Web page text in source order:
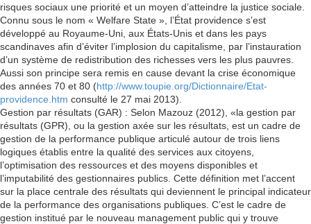
risques sociaux une priorité et un moyen d’atteindre la justice sociale.
Connu sous le nom « Welfare State », l’État providence s’est
développé au Royaume-Uni, aux États-Unis et dans les pays
scandinaves afin d’éviter l’implosion du capitalisme, par l’instauration
d’un système de redistribution des richesses vers les plus pauvres.
Aussi son principe sera remis en cause devant la crise économique
des années 70 et 80 (http://www.toupie.org/Dictionnaire/Etat-
providence.htm consulté le 27 mai 2013).
Gestion par résultats (GAR) : Selon Mazouz (2012), «la gestion par
résultats (GPR), ou la gestion axée sur les résultats, est un cadre de
gestion de la performance publique articulé autour de trois liens
logiques établis entre la qualité des services aux citoyens,
l’optimisation des ressources et des moyens disponibles et
l’imputabilité des gestionnaires publics. Cette définition met l’accent
sur la place centrale des résultats qui deviennent le principal indicateur
de la performance des organisations publiques. C’est le cadre de
gestion institué par le nouveau management public qui y trouve